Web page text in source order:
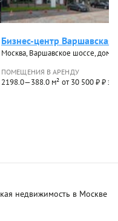
Бизнес-центр Варшавская
Москва, Варшавское шоссе, дом
ПОМЕЩЕНИЯ В АРЕНДУ
2198.0—388.0 м² от 30 500 ₽ ₽ за
недвижимость в Москве